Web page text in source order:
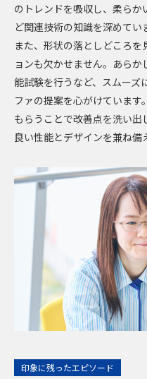
のトレンドを吸収し、柔ら
ど関連技術の知識を深めてい
また、形状の落としどころ
ョンも欠かせません。あら
能試験を行うなど、スムーズ
ファの提案を心がけていま
もらうことで改善点を洗い出
良い性能とデザインを兼ね備
印象に残ったエピソード
■技術系
研究 2017年入社
製品設計 2011年入社
生産技術 2014年入社
生産技術 2011年入社
2015年入社
■事務系
営業 2021年入社
人事労務 2010年入社
SCM 2016年入社